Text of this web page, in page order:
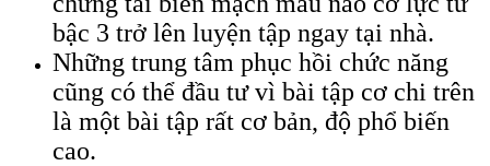
bậc 3 trở lên luyện tập ngay tại nhà.
Những trung tâm phục hồi chức năng
cũng có thể đầu tư vì bài tập cơ chi trên
là một bài tập rất cơ bản, độ phổ biến
cao.